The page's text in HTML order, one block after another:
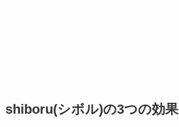
shiboru(シボル)の3つの効果